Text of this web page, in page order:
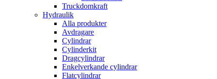
Truckdomkraft
Hydraulik
Alla produkter
Avdragare
Cylindrar
Cylinderkit
Dragcylindrar
Enkelverkande cylindrar
Flatcylindrar